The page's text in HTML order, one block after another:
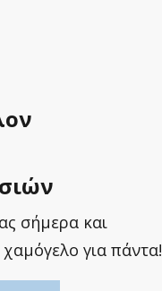
σήμερα και
για πάντα!